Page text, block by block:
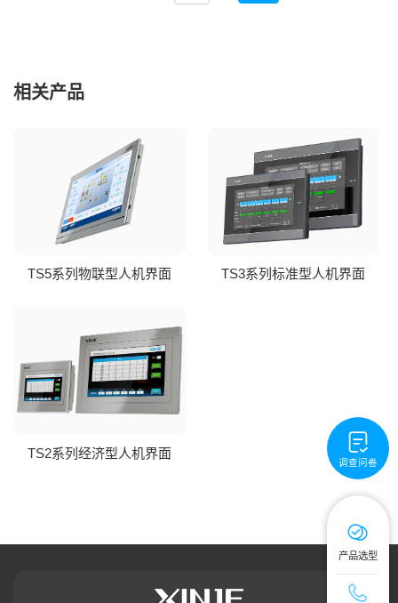
相关产品
TS5系列物联型人机界面 TS3系列标准型人机界面
TS2系列经济型人机界面
调查问卷
产品选型